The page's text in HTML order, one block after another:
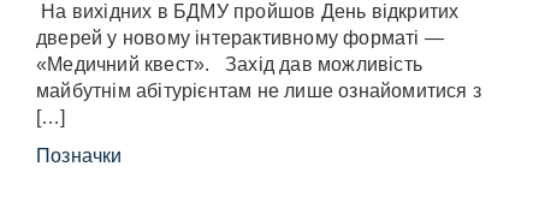
На вихідних в БДМУ пройшов День відкритих
дверей у новому інтерактивному форматі —
«Медичний квест». Захід дав можливість
майбутнім абітурієнтам не лише ознайомитися з
[…]
Позначки